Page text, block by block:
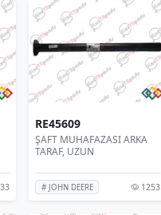
RE45609
ŞAFT MUHAFAZASI ARKA
TARAF, UZUN
# JOHN DEERE 1253